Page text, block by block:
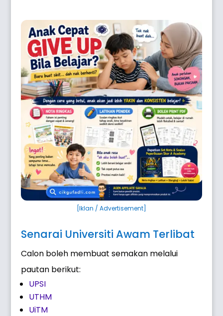
[Iklan / Advertisement]
Senarai Universiti Awam Terlibat
Calon boleh membuat semakan melalui
pautan berikut:
UPSI
UTHM
UiTM